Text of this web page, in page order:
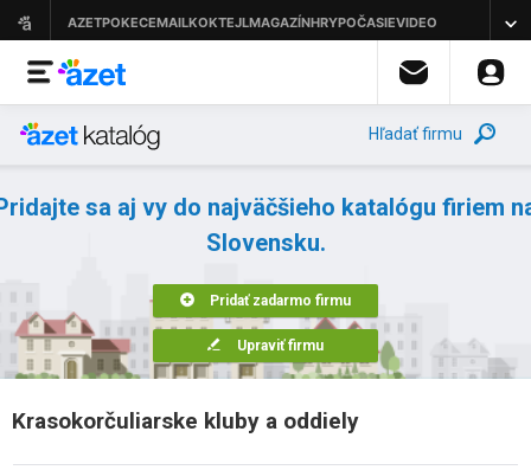
Hľadať firmu
sa aj vy do najväčšieho katalógu firiem
Slovensku.
Pridať zadarmo firmu
Upraviť firmu
Krasokorčuliarske kluby a oddiely